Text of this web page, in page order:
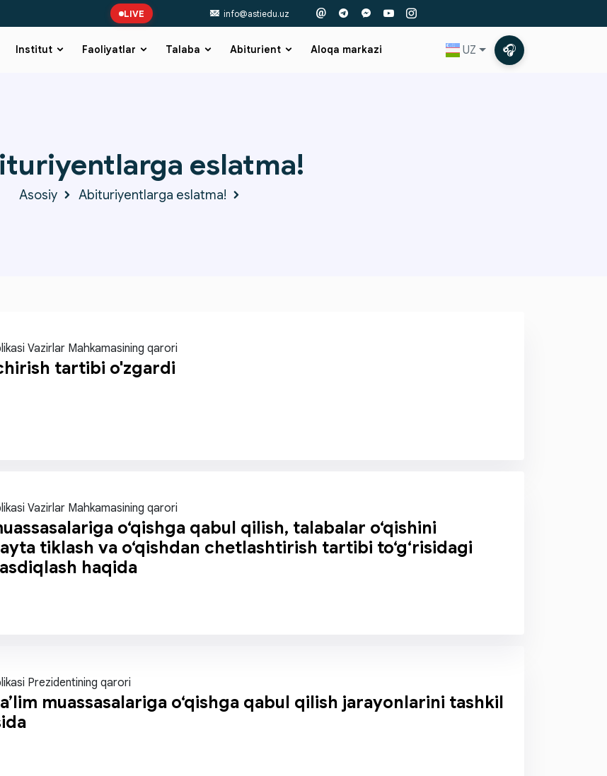
LIVE info@astiedu.uz
Institut Faoliyatlar Talaba Abiturient Aloqa markazi UZ 🎧
eslatma!
Asosiy Abituriyentlarga eslatma!
Vazirlar Mahkamasining qarori
tartibi o'zgardi
Vazirlar Mahkamasining qarori
o‘qishga qabul qilish, talabalar o‘qishini
tiklash va o‘qishdan chetlashtirish tartibi to‘g‘risidagi
haqida
Prezidentining qarori
muassasalariga o‘qishga qabul qilish jarayonlarini tashkil